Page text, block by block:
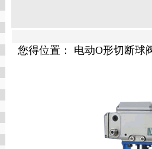
您得位置： 电动O形切断球